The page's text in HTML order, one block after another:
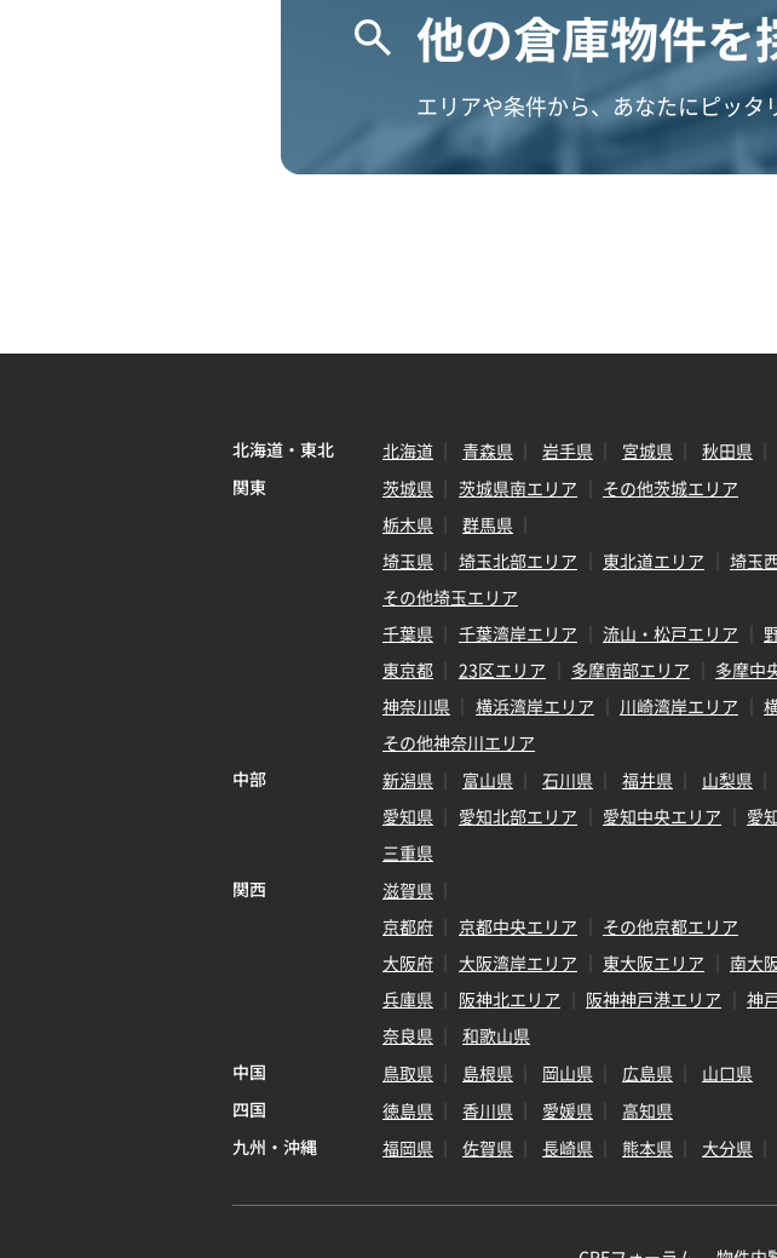
他の倉庫物件を
エリアや条件から、あなたにピッ
北海道・東北 北海道 青森県 岩手県 宮城県 秋田県
関東
茨城県 茨城県南エリア
その他茨城エリア
栃木県
群馬県
埼玉県
埼玉北部エリア 東北道エリア 埼玉
その他埼玉エリア
千葉県
千葉湾岸エリア 流山・松戸エリア
東京都
23区エリア 多摩南部エリア 多摩中
神奈川県
横浜湾岸エリア 川崎湾岸エリア
その他神奈川エリア
中部
新潟県 富山県 石川県 福井県 山梨県
愛知県
愛知北部エリア 愛知中央エリア
愛
三重県
関西
滋賀県
京都府
京都中央エリア
その他京都エリア
大阪府
大阪湾岸エリア 東大阪エリア 南大
兵庫県
阪神北エリア 阪神神戸港エリア 神
奈良県
和歌山県
中国
鳥取県 島根県 岡山県 広島県
山口県
四国
徳島県 香川県 愛媛県
高知県
九州・沖縄
福岡県 佐賀県 長崎県 熊本県 大分県